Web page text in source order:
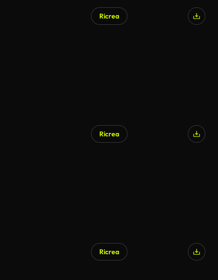
Ricrea
Ricrea
Ricrea